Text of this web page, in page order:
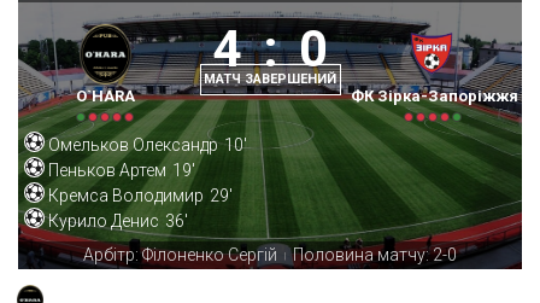
O`HARA
4 : 0
МАТЧ ЗАВЕРШЕНИЙ
ФК Зірка-Запоріжжя
Омельков Олександр 10'
Пеньков Артем 19'
Кремса Володимир 29'
Курило Денис 36'
Арбітр: Філоненко Сергій
| Половина матчу: 2-0